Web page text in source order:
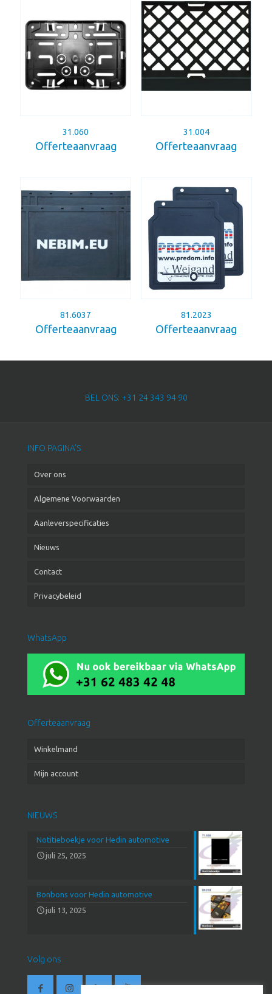
31.060
Offerteaanvraag
31.004
Offerteaanvraag
81.6037
Offerteaanvraag
81.2023
Offerteaanvraag
BEL ONS: +31 24 343 94 90
INFO PAGINA’S
Over ons
Algemene Voorwaarden
Aanleverspecificaties
Nieuws
Contact
Privacybeleid
WhatsApp
Offerteaanvraag
Winkelmand
Mijn account
NIEUWS
Notitieboekje voor Hedin automotive
juli 25, 2025
Bonbons voor Hedin automotive
juli 13, 2025
Volg ons